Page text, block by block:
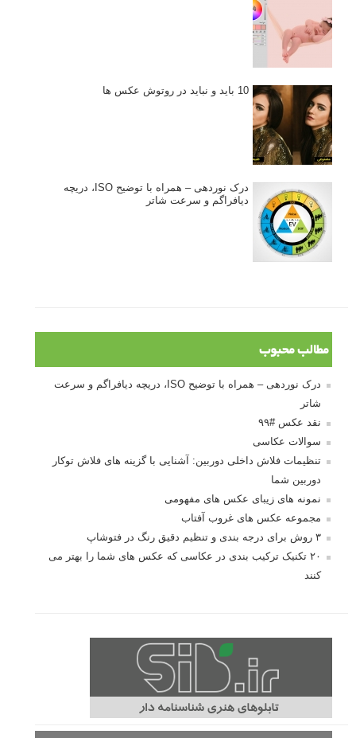
10 باید و نباید در روتوش عکس ها
درک نوردهی – همراه با توضیح ISO، دریچه
دیافراگم و سرعت شاتر
مطالب محبوب
درک نوردهی – همراه با توضیح ISO، دریچه دیافراگم و سرعت
شاتر
نقد عکس #۹۹
سوالات عکاسی
تنظیمات فلاش داخلی دوربین: آشنایی با گزینه های فلاش توکار
دوربین شما
نمونه های زیبای عکس های مفهومی
مجموعه عکس های غروب آفتاب
۳ روش برای درجه بندی و تنظیم دقیق رنگ در فتوشاپ
۲۰ تکنیک ترکیب بندی در عکاسی که عکس های شما را بهتر می
کنند